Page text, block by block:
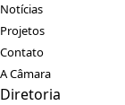
Notícias
Projetos
Contato
A Câmara
Diretoria